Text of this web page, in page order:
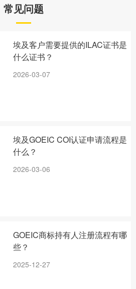
常见问题
埃及客户需要提供的ILAC证书是
什么证书？
2026-03-07
埃及GOEIC COI认证申请流程是
什么？
2026-03-06
GOEIC商标持有人注册流程有哪
些？
2025-12-27